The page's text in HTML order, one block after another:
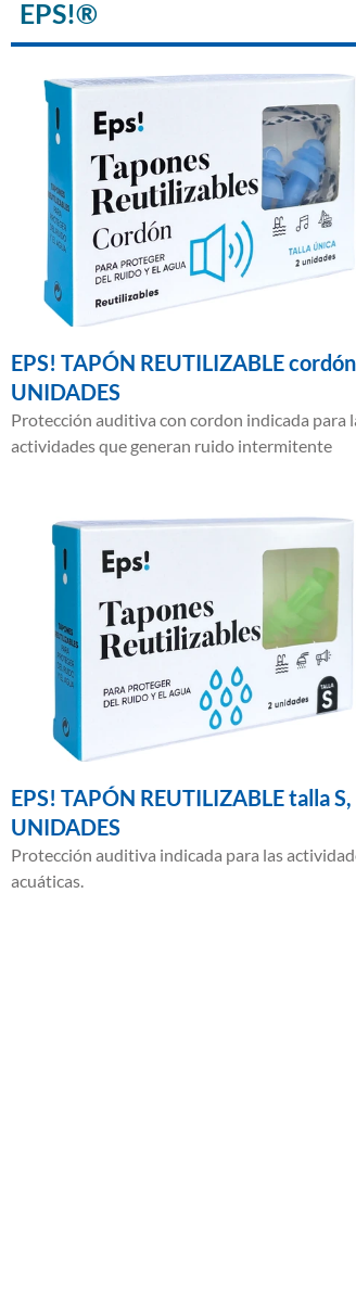
EPS!®
EPS! TAPÓN REUTILIZABLE
UNIDADES
Protección auditiva con cordon indicada para
actividades que generan ruido intermitente
EPS! TAPÓN REUTILIZABLE talla S,
UNIDADES
Protección auditiva indicada para las
acuáticas.